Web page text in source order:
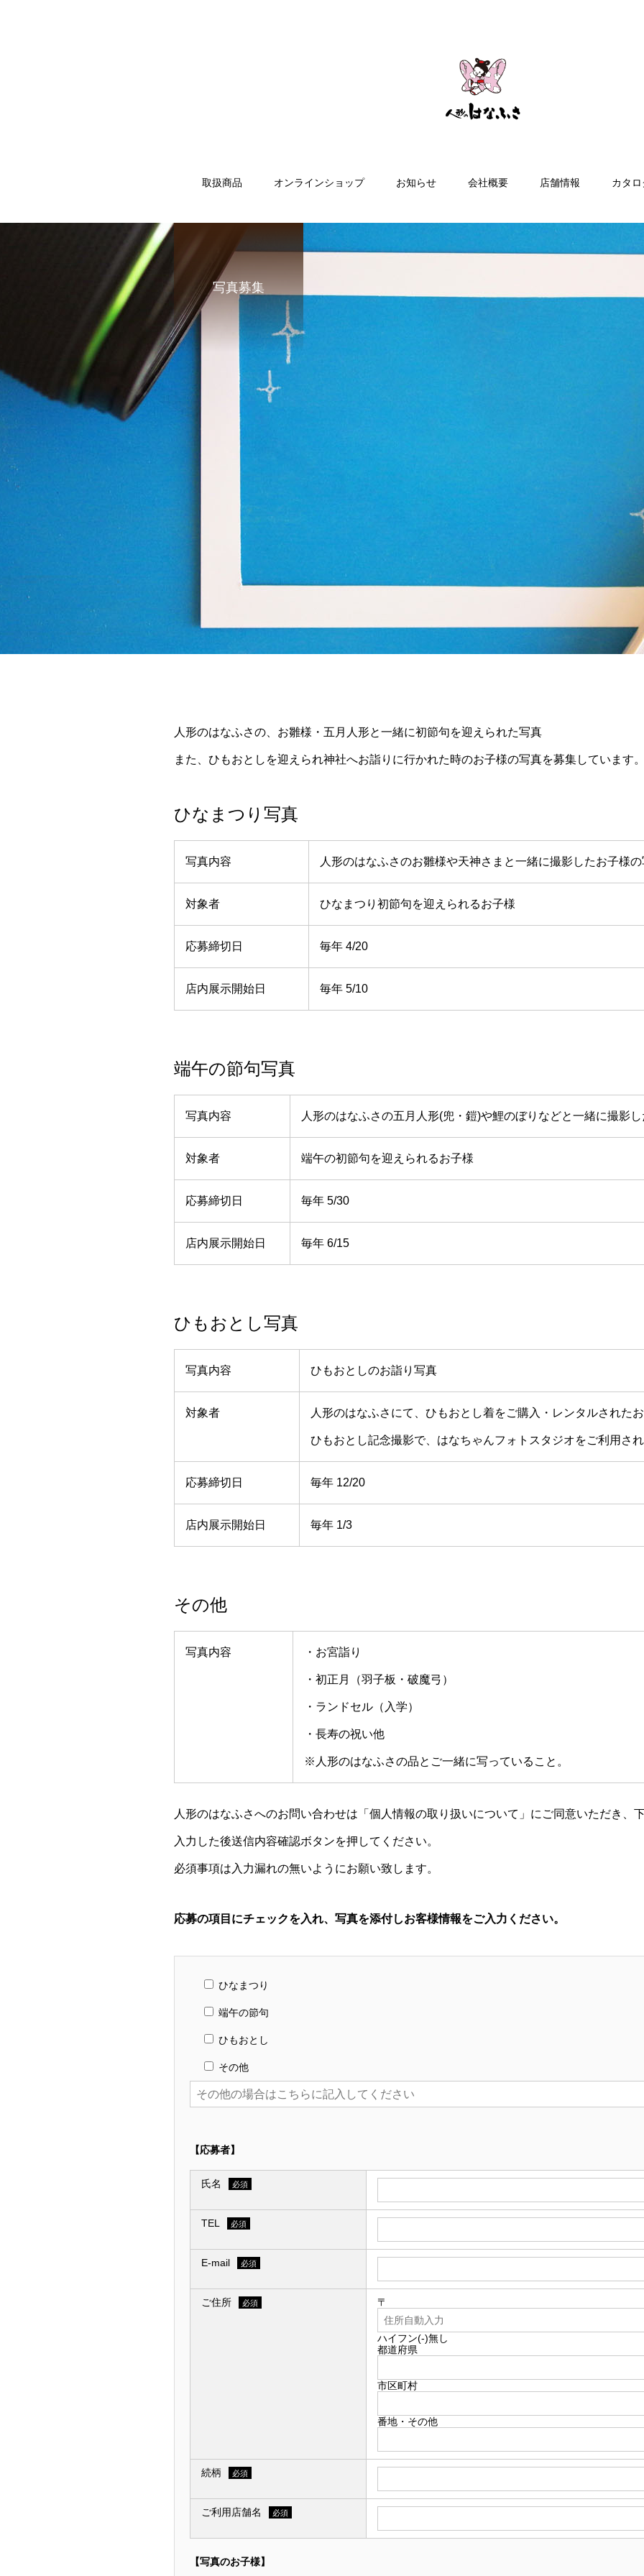
取扱商品 オンラインショップ お知らせ 会社概要 店舗情報 カタ
写真募集
人形のはなふさの、お雛様・五月人形と一緒に初節句を迎えられた写真
また、ひもおとしを迎えられ神社へお詣りに行かれた時のお子様の写真を募集しています
ひなまつり写真
写真内容 人形のはなふさのお雛様や天神さまと一緒に撮影したお子様
対象者 ひなまつり初節句を迎えられるお子様
応募締切日 毎年 4/20
店内展示開始日 毎年 5/10
端午の節句写真
写真内容 人形のはなふさの五月人形(兜・鎧)や鯉のぼりなどと一緒に撮影
対象者 端午の初節句を迎えられるお子様
応募締切日 毎年 5/30
店内展示開始日 毎年 6/15
ひもおとし写真
写真内容 ひもおとしのお詣り写真
対象者 人形のはなふさにて、ひもおとし着をご購入・レンタルされた
ひもおとし記念撮影で、はなちゃんフォトスタジオをご利用さ
応募締切日 毎年 12/20
店内展示開始日 毎年 1/3
その他
写真内容 ・お宮詣り
・初正月（羽子板・破魔弓）
・ランドセル（入学）
・長寿の祝い他
※人形のはなふさの品とご一緒に写っていること。
人形のはなふさへのお問い合わせは「 個人情報の取り扱いについて 」にご同意いただき、
入力した後送信内容確認ボタンを押してください。
必須事項は入力漏れの無いようにお願い致します。
応募の項目にチェックを入れ、写真を添付しお客様情報をご入力ください。
ひなまつり
端午の節句
ひもおとし
その他
【応募者】
氏名 必須
TEL 必須
E-mail 必須
ご住所 必須 〒
ハイフン(-)無し
都道府県
市区町村
番地・その他
続柄 必須
ご利用店舗名 必須
【写真のお子様】